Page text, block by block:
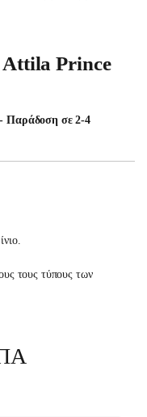
Prince
- Παράδοση σε 2-4
τους τύπους των